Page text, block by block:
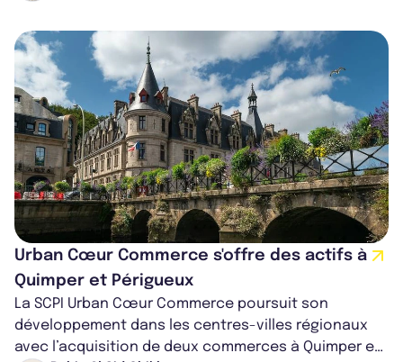
Urban Cœur Commerce s'offre des actifs à
Quimper et Périgueux
La SCPI Urban Cœur Commerce poursuit son
développement dans les centres-villes régionaux
avec l’acquisition de deux commerces à Quimper et